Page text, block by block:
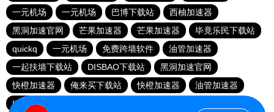
一元机场
一元机场 巴博下载站
西柚加速器
黑洞加速官网
芒果加速器 芒果加速器
毕竟乐民下载站
quickq
一元机场 免费跨墙软件
油管加速器
一起扶墙下载站
DISBAO下载站
黑洞加速官网
快橙加速器
俺来买下载站 快橙加速器
油管加速器
INS下载站